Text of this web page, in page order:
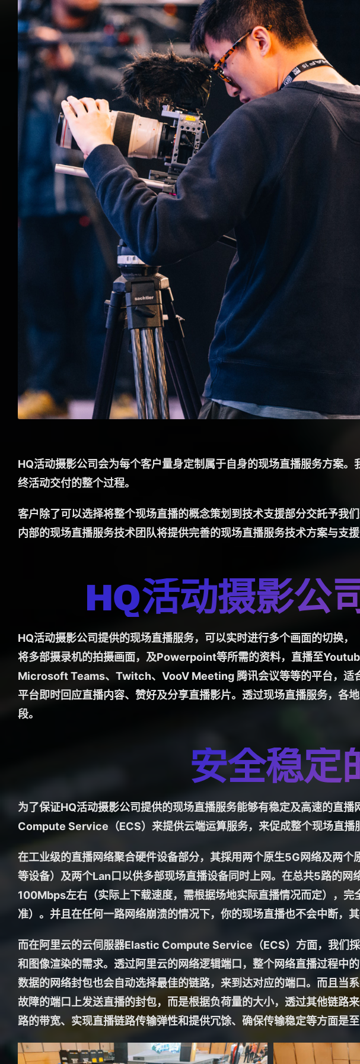
HQ活动摄影公司会为每个客户量身定制属于自身的现场直播服务方案
终活动交付的整个过程。
客户除了可以选择将整个现场直播的概念策划到技术支援部分交託予我
内部的现场直播服务技术团队将提供完善的现场直播服务技术方案与支
HQ活动摄影公
HQ活动摄影公司提供的现场直播服务，可以实时进行多个画面的切换
将多部摄录机的拍摄画面，及Powerpoint等所需的资料，直播至
Microsoft Teams、Twitch、VooV Meeting 腾讯会议等等的平台，适
平台即时回应直播内容、赞好及分享直播影片。透过现场直播服务，各
段。
安全稳定
为了保证HQ活动摄影公司提供的现场直播服务能够有稳定及高速的直
Compute Service（ECS）来提供云端运算服务，来促成整个现场直播
在工业级的直播网络聚合硬件设备部分，其採用两个原生5G网络及两
等设备）及两个Lan口以供多部现场直播设备同时上网。在总共5路的
100Mbps左右（实际上下载速度，需根据场地实际直播情况而定），
准）。并且在任何一路网络崩溃的情况下，你的现场直播也不会中断，
而在阿里云的云伺服器Elastic Compute Service（ECS）方面，我们
和图像渲染的需求。透过阿里云的网络逻辑端口，整个网络直播过程
数据的网络封包也会自动选择最佳的链路，来到达对应的端口。而且当
故障的端口上发送直播的封包，而是根据负荷量的大小，透过其他链路
路的带宽、实现直播链路传输弹性和提供冗馀、确保传输稳定等方面是至